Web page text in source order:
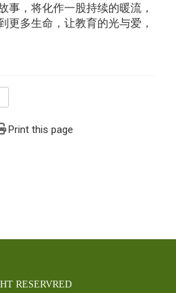
事，将化作一股持续的暖流，
更多生命，让教育的光与爱，
Print this page
RESERVRED